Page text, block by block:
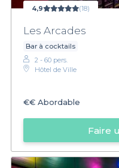
4,9 (18)
Les Arcades
Bar à cocktails
2 - 60 pers.
Hôtel de Ville
€€ Abordable
Faire